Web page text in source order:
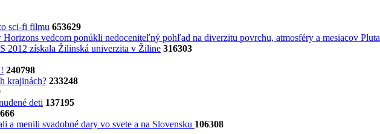
sci-fi filmu 653629
vedcom ponúkli nedoceniteľný pohľad na diverzitu povrchu, atmosféry a mesiacov Pluta
2012 získala Žilinská univerzita v Žiline 316303
240798
krajinách? 233248
deti 137195
a menili svadobné dary vo svete a na Slovensku 106308